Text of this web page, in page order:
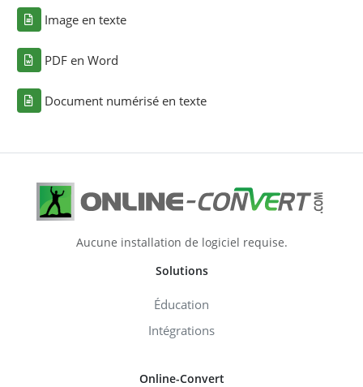
Image en texte
PDF en Word
Document numérisé en texte
Aucune installation de logiciel requise.
Solutions
Éducation
Intégrations
Online-Convert